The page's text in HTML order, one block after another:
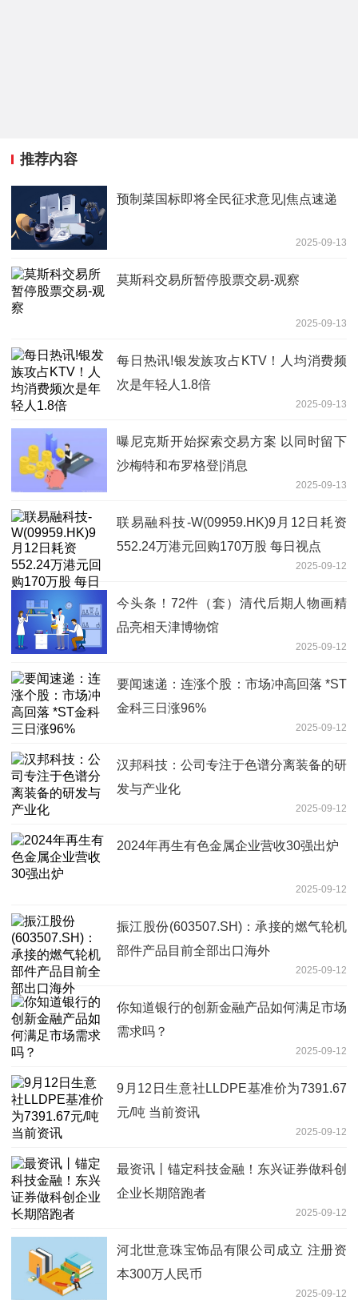
推荐内容
预制菜国标即将全民征求意见|焦点速递
2025-09-13
莫斯科交易所暂停股票交易-观察
2025-09-13
每日热讯!银发族攻占KTV！人均消费频
次是年轻人1.8倍
2025-09-13
曝尼克斯开始探索交易方案 以同时留下
沙梅特和布罗格登|消息
2025-09-13
联易融科技-W(09959.HK)9月12日耗资
552.24万港元回购170万股 每日视点
2025-09-12
今头条！72件（套）清代后期人物画精
品亮相天津博物馆
2025-09-12
要闻速递：连涨个股：市场冲高回落 *ST
金科三日涨96%
2025-09-12
汉邦科技：公司专注于色谱分离装备的研
发与产业化
2025-09-12
2024年再生有色金属企业营收30强出炉
2025-09-12
振江股份(603507.SH)：承接的燃气轮机
部件产品目前全部出口海外
2025-09-12
你知道银行的创新金融产品如何满足市场
需求吗？
2025-09-12
9月12日生意社LLDPE基准价为7391.67
元/吨 当前资讯
2025-09-12
最资讯丨锚定科技金融！东兴证券做科创
企业长期陪跑者
2025-09-12
河北世意珠宝饰品有限公司成立 注册资
本300万人民币
2025-09-12